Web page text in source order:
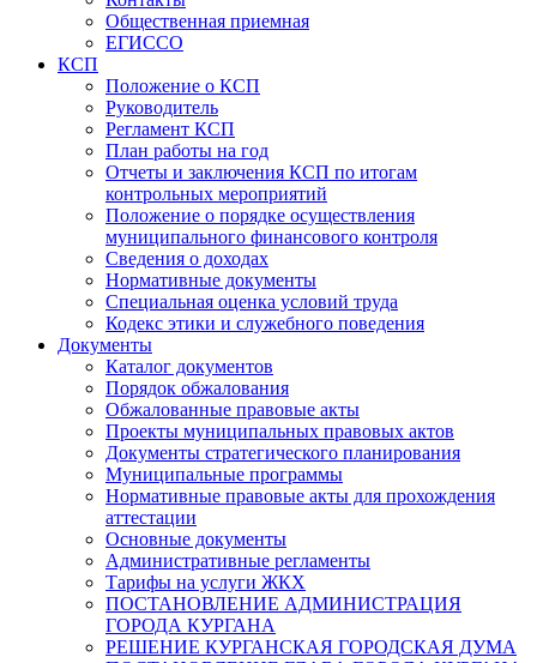
Общественная приемная
ЕГИССО
КСП
Положение о КСП
Руководитель
Регламент КСП
План работы на год
Отчеты и заключения КСП по итогам
контрольных мероприятий
Положение о порядке осуществления
муниципального финансового контроля
Сведения о доходах
Нормативные документы
Специальная оценка условий труда
Кодекс этики и служебного поведения
Документы
Каталог документов
Порядок обжалования
Обжалованные правовые акты
Проекты муниципальных правовых актов
Документы стратегического планирования
Муниципальные программы
Нормативные правовые акты для прохождения
аттестации
Основные документы
Административные регламенты
Тарифы на услуги ЖКХ
ПОСТАНОВЛЕНИЕ АДМИНИСТРАЦИЯ
ГОРОДА КУРГАНА
РЕШЕНИЕ КУРГАНСКАЯ ГОРОДСКАЯ ДУМА